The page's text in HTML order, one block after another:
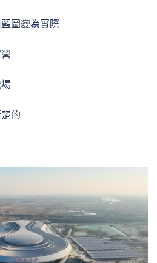
圖變為實際
的